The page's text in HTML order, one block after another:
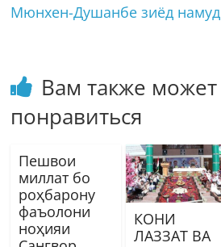
Мюнхен-Душанбе зиёд намуд
Вам также может
понравиться
Пешвои
миллат бо
роҳбарону
фаъолони
ноҳияи
КОНИ
ЛАЗЗАТ ВА